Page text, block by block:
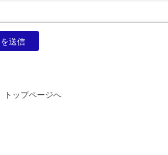
トップページへ